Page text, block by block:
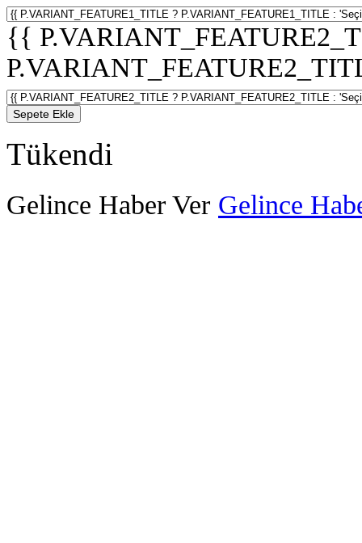
{{
Sepete Ekle
Tükendi
Gelince Haber Ver Gelince